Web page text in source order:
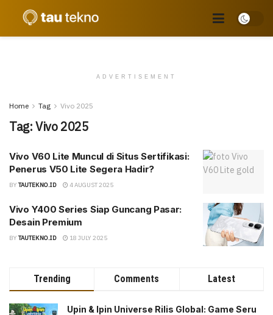
ADVERTISEMENT
Home Tag Vivo 2025
Tag:Vivo 2025
Vivo V60 Lite Muncul di Situs Sertifikasi:
Penerus V50 Lite Segera Hadir?
BY TAUTEKNO.ID 4 AUGUST 2025
Vivo Y400 Series Siap Guncang Pasar:
Desain Premium
BY TAUTEKNO.ID 18 JULY 2025
Trending Comments Latest
Upin & Ipin Universe Rilis Global: Game Seru